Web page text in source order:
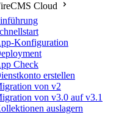
Cloud
Konfiguration
Check
erstellen
von v2
von v3.0 auf v3.1
auslagern